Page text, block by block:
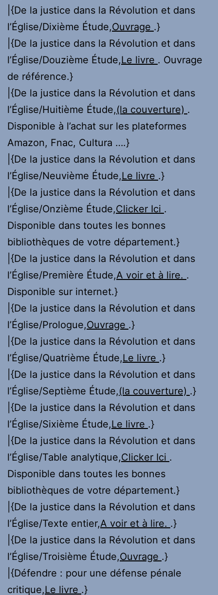
|{De la justice dans la Révolution et dans
l’Église/Dixième Étude,Ouvrage .}
|{De la justice dans la Révolution et dans
l’Église/Douzième Étude,Le livre . Ouvrage
de référence.}
|{De la justice dans la Révolution et dans
l’Église/Huitième Étude,(la couverture) .
Disponible à l’achat sur les plateformes
Amazon, Fnac, Cultura ….}
|{De la justice dans la Révolution et dans
l’Église/Neuvième Étude,Le livre .}
|{De la justice dans la Révolution et dans
l’Église/Onzième Étude,Clicker Ici .
Disponible dans toutes les bonnes
bibliothèques de votre département.}
|{De la justice dans la Révolution et dans
l’Église/Première Étude,A voir et à lire. .
Disponible sur internet.}
|{De la justice dans la Révolution et dans
l’Église/Prologue,Ouvrage .}
|{De la justice dans la Révolution et dans
l’Église/Quatrième Étude,Le livre .}
|{De la justice dans la Révolution et dans
l’Église/Septième Étude,(la couverture) .}
|{De la justice dans la Révolution et dans
l’Église/Sixième Étude,Le livre .}
|{De la justice dans la Révolution et dans
l’Église/Table analytique,Clicker Ici .
Disponible dans toutes les bonnes
bibliothèques de votre département.}
|{De la justice dans la Révolution et dans
l’Église/Texte entier,A voir et à lire. .}
|{De la justice dans la Révolution et dans
l’Église/Troisième Étude,Ouvrage .}
|{Défendre : pour une défense pénale
critique,Le livre .}